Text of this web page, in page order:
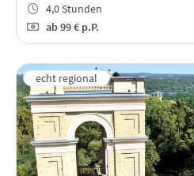
4,0 Stunden
ab99 € p.P.